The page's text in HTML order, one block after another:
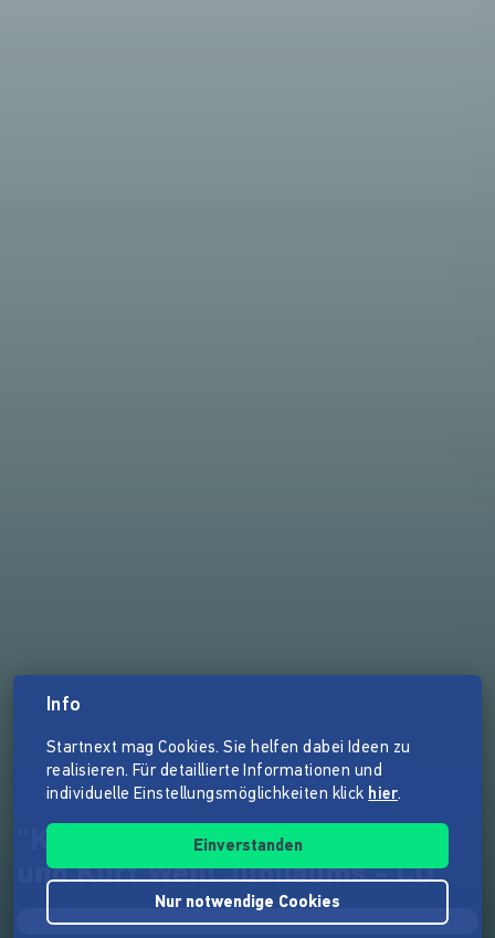
"Kurt und Gut!" Kurt Tucholsky
und Kurt Weill Jubiläums - CD
Info
Startnext mag Cookies. Sie helfen dabei Ideen zu
realisieren. Für detaillierte Informationen und
individuelle Einstellungsmöglichkeiten klick hier.
Einverstanden
Nur notwendige Cookies